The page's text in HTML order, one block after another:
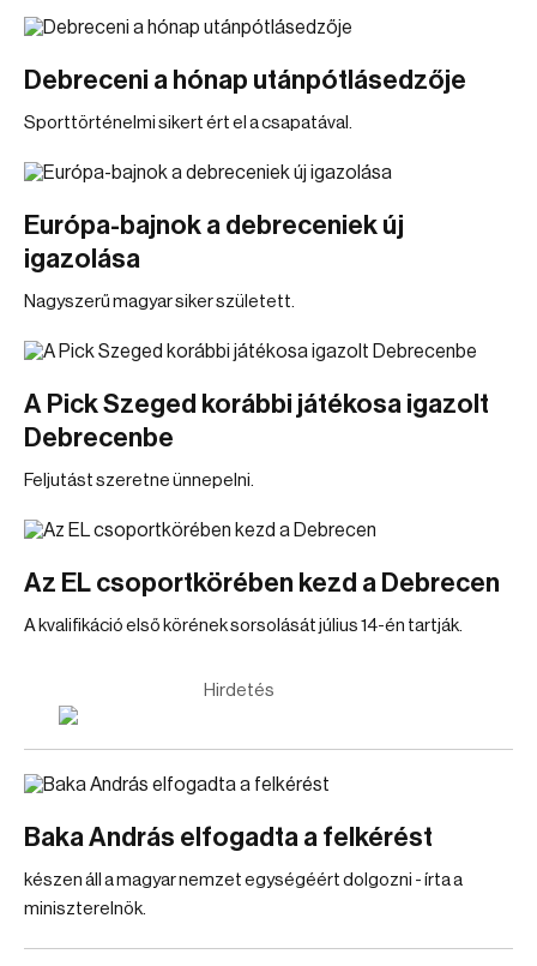
Debreceni a hónap utánpótlásedzője
Sporttörténelmi sikert ért el a csapatával.
Európa-bajnok a debreceniek új
igazolása
Nagyszerű magyar siker született.
A Pick Szeged korábbi játékosa igazolt
Debrecenbe
Feljutást szeretne ünnepelni.
Az EL csoportkörében kezd a Debrecen
A kvalifikáció első körének sorsolását július 14-én tartják.
Hirdetés
Baka András elfogadta a felkérést
készen áll a magyar nemzet egységéért dolgozni - írta a
miniszterelnök.